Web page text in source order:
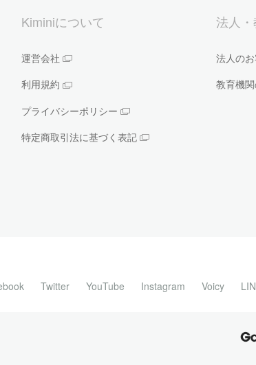
Kiminiについて
運営会社
利用規約
プライバシーポリシー
特定商取引法に基づく表記
法人
法人の
教育機
Twitter YouTube Instagram Voicy